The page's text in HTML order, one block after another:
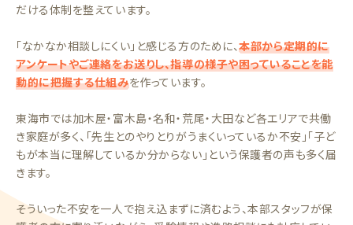
だける体制を整えています。
「なかなか相談しにくい」と感じる方のために、本部から定期的に
アンケートやご連絡をお送りし、指導の様子や困っていることを能
動的に把握する仕組みを作っています。
東海市では加木屋・富木島・名和・荒尾・大田など各エリアで共働
き家庭が多く、「先生とのやりとりがうまくいっているか不安」「子ど
もが本当に理解しているか分からない」という保護者の声も多く届
きます。
そういった不安を一人で抱え込まずに済むよう、本部スタッフが保